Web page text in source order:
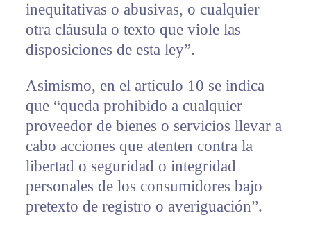
inequitativas o abusivas, o cualquier
otra cláusula o texto que viole las
disposiciones de esta ley”.
Asimismo, en el artículo 10 se indica
que “queda prohibido a cualquier
proveedor de bienes o servicios llevar a
cabo acciones que atenten contra la
libertad o seguridad o integridad
personales de los consumidores bajo
pretexto de registro o averiguación”.